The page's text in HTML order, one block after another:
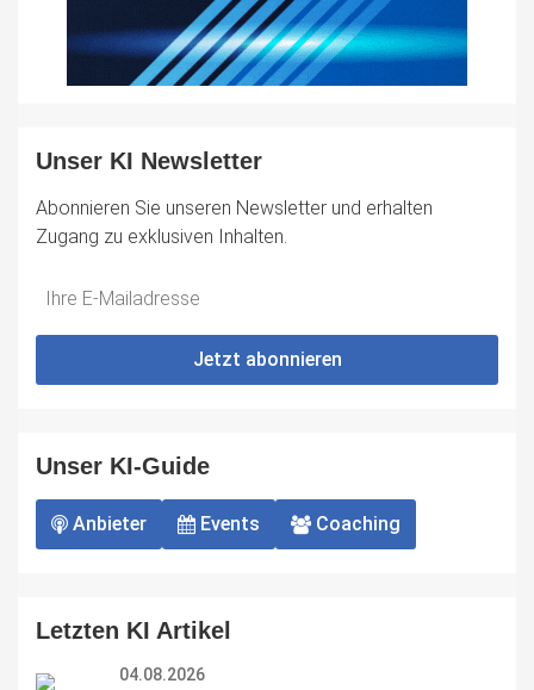
Unser KI Newsletter
Abonnieren Sie unseren Newsletter und erhalten
Zugang zu exklusiven Inhalten.
Do
fill
*Ihre
Mailadresse:
Jetzt abonnieren
Unser KI-Guide
Anbieter Events Coaching
Letzten KI Artikel
04.08.2026